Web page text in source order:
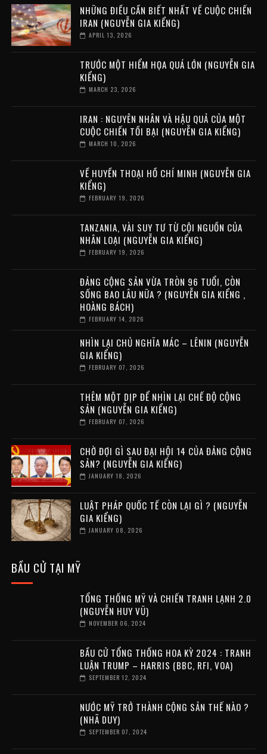
NHỮNG ĐIỀU CẦN BIẾT NHẤT VỀ CUỘC CHIẾN
IRAN (NGUYỄN GIA KIỂNG)
APRIL 13, 2026
TRƯỚC MỘT HIỂM HỌA QUÁ LỚN (NGUYỄN GIA
KIỂNG)
MARCH 23, 2026
IRAN : NGUYÊN NHÂN VÀ HẬU QUẢ CỦA MỘT
CUỘC CHIẾN TỒI BẠI (NGUYỄN GIA KIỂNG)
MARCH 10, 2026
VỀ HUYỀN THOẠI HỒ CHÍ MINH (NGUYỄN GIA
KIỂNG)
FEBRUARY 19, 2026
TANZANIA, VÀI SUY TƯ TỪ CỘI NGUỒN CỦA
NHÂN LOẠI (NGUYỄN GIA KIỂNG)
FEBRUARY 19, 2026
ĐẢNG CỘNG SẢN VỪA TRÒN 96 TUỔI, CÒN
SỐNG BAO LÂU NỮA ? (NGUYỄN GIA KIỂNG ,
HOÀNG BÁCH)
FEBRUARY 14, 2026
NHÌN LẠI CHỦ NGHĨA MÁC – LÊNIN (NGUYỄN
GIA KIỂNG)
FEBRUARY 07, 2026
THÊM MỘT DỊP ĐỂ NHÌN LẠI CHẾ ĐỘ CỘNG
SẢN (NGUYỄN GIA KIỂNG)
FEBRUARY 07, 2026
CHỜ ĐỢI GÌ SAU ĐẠI HỘI 14 CỦA ĐẢNG CỘNG
SẢN? (NGUYỄN GIA KIỂNG)
JANUARY 18, 2026
LUẬT PHÁP QUỐC TẾ CÒN LẠI GÌ ? (NGUYỄN
GIA KIỂNG)
JANUARY 08, 2026
BẦU CỬ TẠI MỸ
TỔNG THỐNG MỸ VÀ CHIẾN TRANH LẠNH 2.0
(NGUYỄN HUY VŨ)
NOVEMBER 06, 2024
BẦU CỬ TỔNG THỐNG HOA KỲ 2024 : TRANH
LUẬN TRUMP – HARRIS (BBC, RFI, VOA)
SEPTEMBER 12, 2024
NƯỚC MỸ TRỞ THÀNH CỘNG SẢN THẾ NÀO ?
(NHÃ DUY)
SEPTEMBER 07, 2024